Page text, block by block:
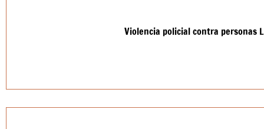
Violencia policial contra personas